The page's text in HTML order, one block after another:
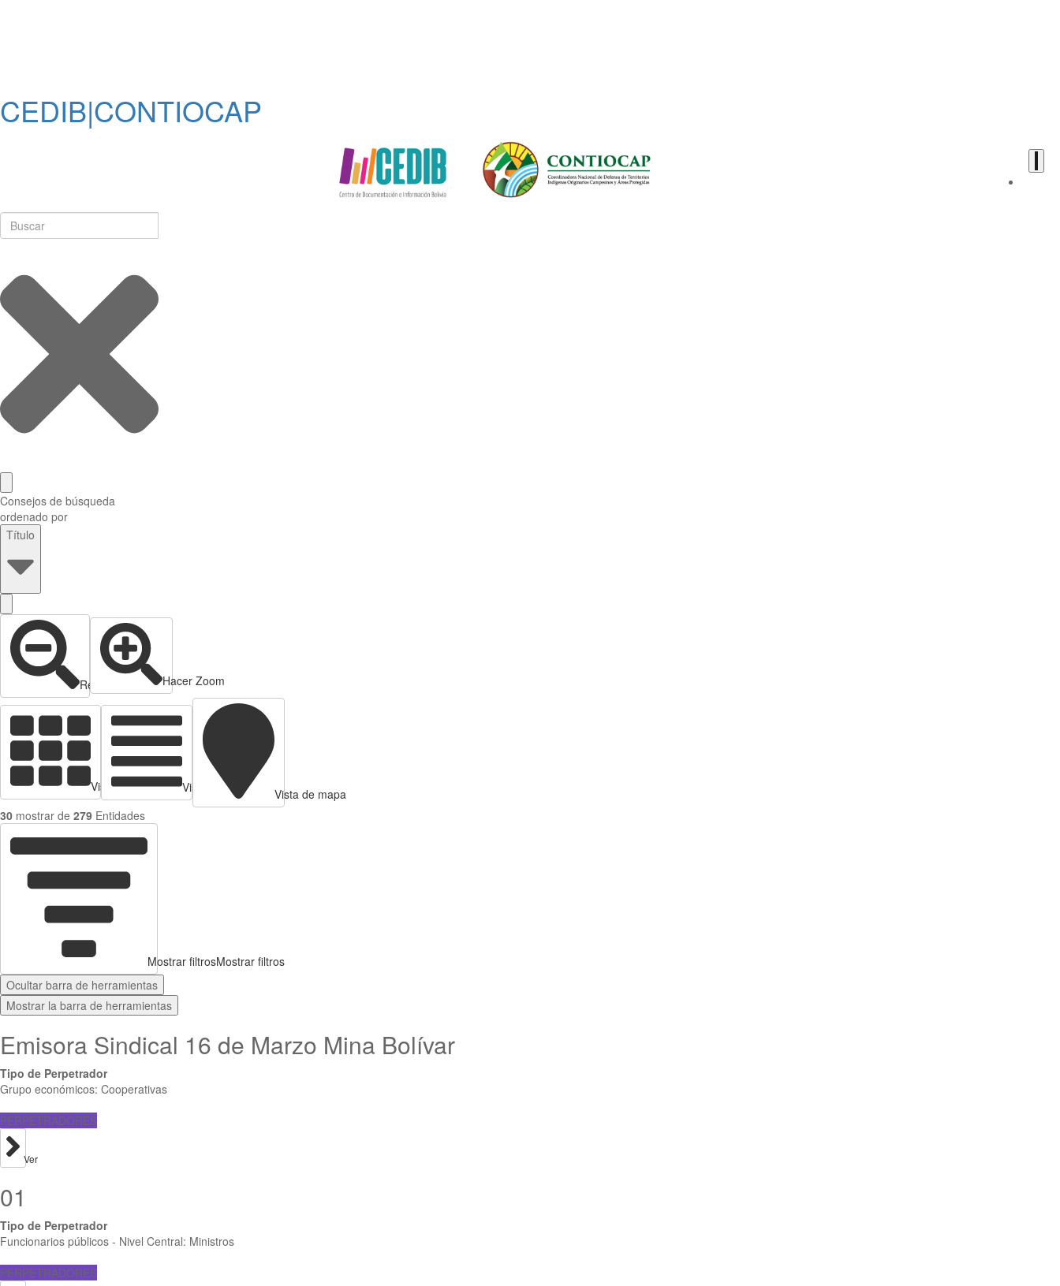
CEDIB|CONTIOCAP
Consejos de búsqueda
ordenado por
Título
Reducir zoom Hacer Zoom
Vista de tarjetas Vista de Tabla
Vista de mapa
30 mostrar de 279 Entidades
Mostrar filtrosMostrar filtros
Ocultar barra de herramientas
Mostrar la barra de herramientas
Emisora Sindical 16 de Marzo Mina Bolívar
Tipo de Perpetrador
Grupo económicos: Cooperativas
PERPETRADORES
Ver
01
Tipo de Perpetrador
Funcionarios públicos - Nivel Central: Ministros
PERPETRADORES